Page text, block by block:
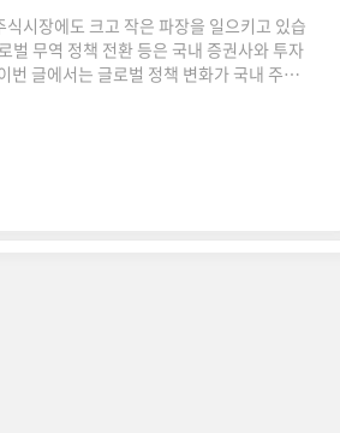
시장에도 크고 작은 파장을 일으키고 있습
벌 무역 정책 전환 등은 국내 증권사와 투자
번 글에서는 글로벌 정책 변화가 국내 주식
미국 연준(Fed)은 인플레이션을 억제하기
영향을 줍니다.전략 포인트: 고금리 시대에
.🌱 ② ..